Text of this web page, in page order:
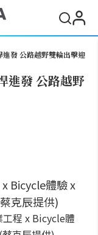
發 公路越野雙輪出擊迎
進發 公路越野
工程 x Bicycle體